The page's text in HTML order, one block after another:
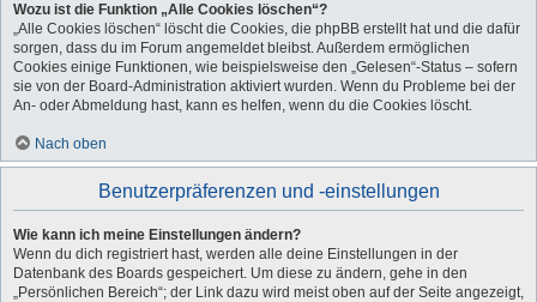
Wozu ist die Funktion „Alle Cookies löschen“?
„Alle Cookies löschen“ löscht die Cookies, die phpBB erstellt hat und die dafür
sorgen, dass du im Forum angemeldet bleibst. Außerdem ermöglichen
Cookies einige Funktionen, wie beispielsweise den „Gelesen“-Status – sofern
sie von der Board-Administration aktiviert wurden. Wenn du Probleme bei der
An- oder Abmeldung hast, kann es helfen, wenn du die Cookies löscht.
Nach oben
Benutzerpräferenzen und -einstellungen
Wie kann ich meine Einstellungen ändern?
Wenn du dich registriert hast, werden alle deine Einstellungen in der
Datenbank des Boards gespeichert. Um diese zu ändern, gehe in den
„Persönlichen Bereich“; der Link dazu wird meist oben auf der Seite angezeigt,